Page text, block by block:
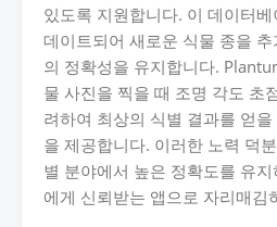
있도록 지원합니다. 이 데이터
데이트되어 새로운 식물 종을
의 정확성을 유지합니다.
물 사진을 찍을 때 조명 각도 초
려하여 최상의 식별 결과를 얻
을 제공합니다. 이러한 노력 덕
별 분야에서 높은 정확도를 유
에게 신뢰받는 앱으로 자리매김